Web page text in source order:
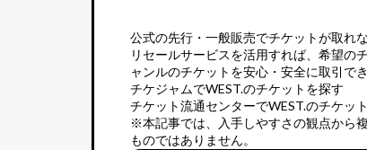
公式の先行・一般販売でチケットが取れ
リセールサービスを活用すれば、希望の
ャンルのチケットを安心・安全に取引で
チケジャムでWEST.のチケットを探す
チケット流通センターでWEST.のチケッ
※本記事では、入手しやすさの観点から
ものではありません。